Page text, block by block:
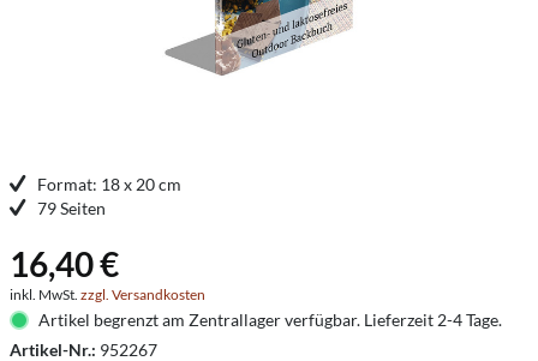
Format: 18 x 20 cm
79 Seiten
16,40 €
inkl. MwSt. zzgl. Versandkosten
Artikel begrenzt am Zentrallager verfügbar. Lieferzeit 2-4 Tage.
Artikel-Nr.: 952267